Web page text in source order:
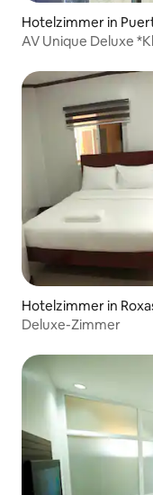
Hotelzimmer in
AV Unique Deluxe
Hotelzimmer in
Deluxe-Zimmer